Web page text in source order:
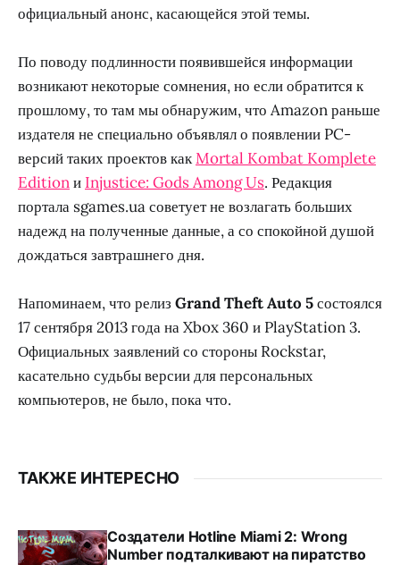
официальный анонс, касающейся этой темы.
По поводу подлинности появившейся информации
возникают некоторые сомнения, но если обратится к
прошлому, то там мы обнаружим, что Amazon раньше
издателя не специально объявлял о появлении PC-
версий таких проектов какMortal Kombat Komplete
Editionи Injustice: Gods Among Us. Редакция
портала sgames.ua советует не возлагать больших
надежд на полученные данные, а со спокойной душой
дождаться завтрашнего дня.
Напоминаем, что релиз Grand Theft Auto 5состоялся
17 сентября 2013 года на Xbox 360 и PlayStation 3.
Официальных заявлений со стороны Rockstar,
касательно судьбы версии для персональных
компьютеров, не было, пока что.
ТАКЖЕ ИНТЕРЕСНО
Создатели Hotline Miami 2: Wrong
Number подталкивают на пиратство